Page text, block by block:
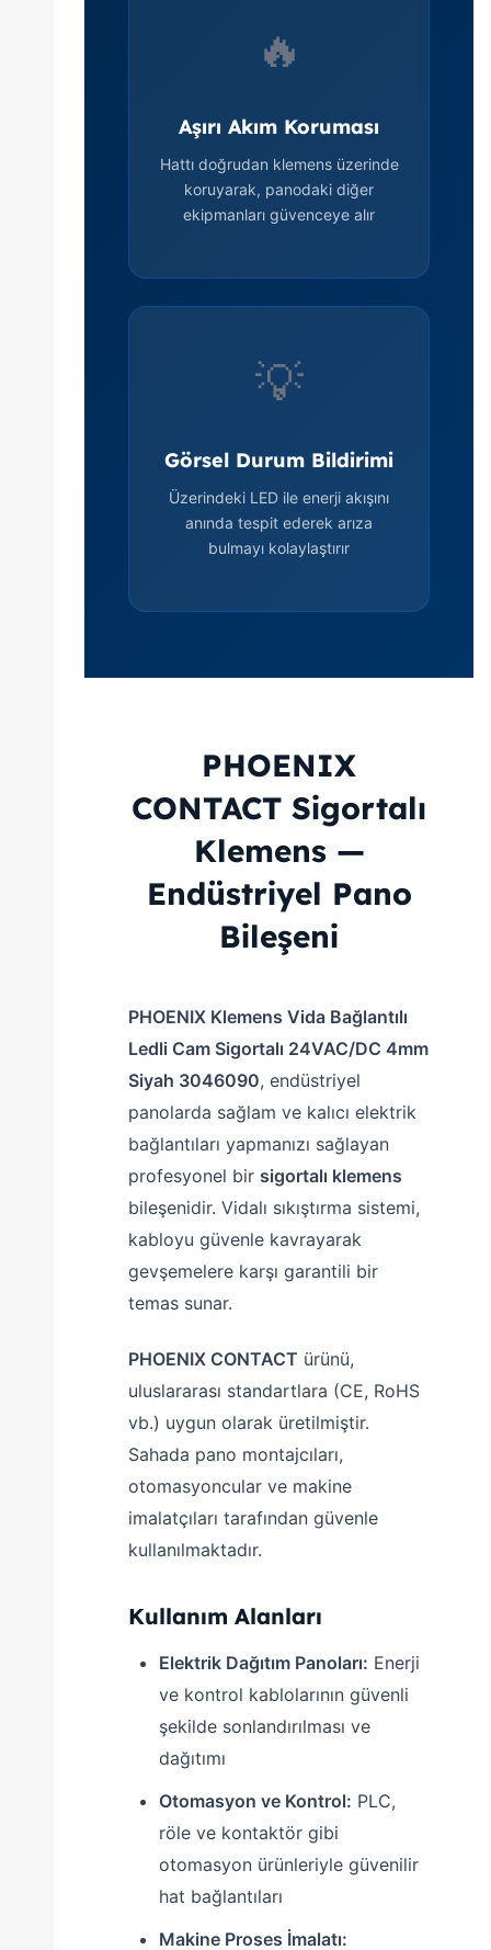
🔥
Aşırı Akım Koruması
Hattı doğrudan klemens üzerinde
koruyarak, panodaki diğer
ekipmanları güvenceye alır
💡
Görsel Durum Bildirimi
Üzerindeki LED ile enerji akışını
anında tespit ederek arıza
bulmayı kolaylaştırır
PHOENIX
CONTACT Sigortalı
Klemens —
Endüstriyel Pano
Bileşeni
PHOENIX Klemens Vida Bağlantılı
Ledli Cam Sigortalı 24VAC/DC 4mm
Siyah 3046090, endüstriyel
panolarda sağlam ve kalıcı elektrik
bağlantıları yapmanızı sağlayan
profesyonel bir sigortalı klemens
bileşenidir. Vidalı sıkıştırma sistemi,
kabloyu güvenle kavrayarak
gevşemelere karşı garantili bir
temas sunar.
PHOENIX CONTACT ürünü,
uluslararası standartlara (CE, RoHS
vb.) uygun olarak üretilmiştir.
Sahada pano montajcıları,
otomasyoncular ve makine
imalatçıları tarafından güvenle
kullanılmaktadır.
Kullanım Alanları
Elektrik Dağıtım Panoları: Enerji
ve kontrol kablolarının güvenli
şekilde sonlandırılması ve
dağıtımı
Otomasyon ve Kontrol: PLC,
röle ve kontaktör gibi
otomasyon ürünleriyle güvenilir
hat bağlantıları
Makine Proses İmalatı: